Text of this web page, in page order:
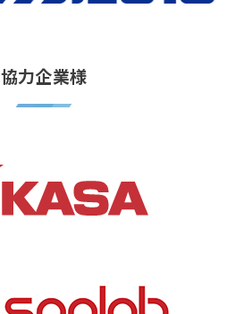
協力企業様